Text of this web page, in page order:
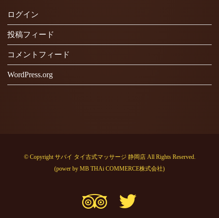
ログイン
投稿フィード
コメントフィード
WordPress.org
© Copyright サバイ タイ古式マッサージ 静岡店 All Rights Reserved.
(power by MB THAi COMMERCE株式会社)